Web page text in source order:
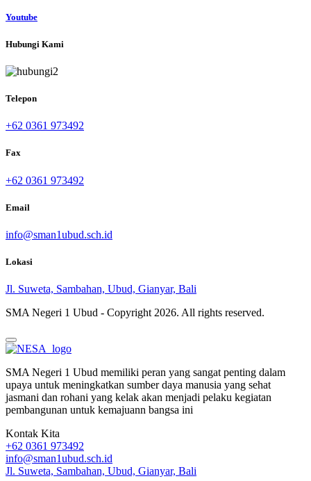
Youtube
Hubungi Kami
Telepon
+62 0361 973492
Fax
+62 0361 973492
Email
info@sman1ubud.sch.id
Lokasi
Jl. Suweta, Sambahan, Ubud, Gianyar, Bali
SMA Negeri 1 Ubud - Copyright 2026. All rights reserved.
SMA Negeri 1 Ubud memiliki peran yang sangat penting dalam
upaya untuk meningkatkan sumber daya manusia yang sehat
jasmani dan rohani yang kelak akan menjadi pelaku kegiatan
pembangunan untuk kemajuann bangsa ini
Kontak Kita
+62 0361 973492
info@sman1ubud.sch.id
Jl. Suweta, Sambahan, Ubud, Gianyar, Bali